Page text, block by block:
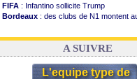
FIFA : Infantino sollicite Trump
Bordeaux : des clubs de N1 montent
Real: le démenti de Leipzig pour
A SUIVRE
L'equipe type de